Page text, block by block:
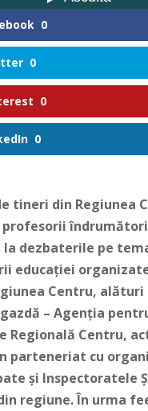
0
0
0
0
tineri din Regiunea
dezbaterile pe
educației organizate
Centru, alături
– Agenția
Regională Centru,
parteneriat cu
și Inspectoratele
regiune. În urma